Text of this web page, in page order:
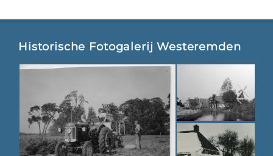
Historische Fotogalerij Westeremden